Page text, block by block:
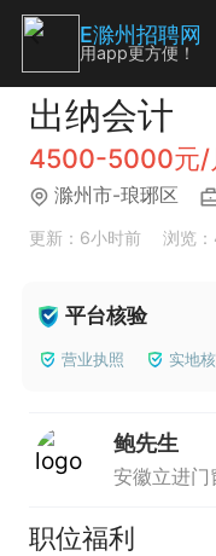
出纳会计
4500-5000元/
滁州市-琅琊区
更新：6小时前 浏览
平台核验
营业执照 实地
鲍先生
安徽立进门
职位福利
E滁州招聘网
用app更方便！